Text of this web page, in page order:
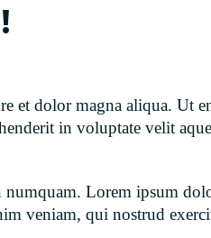
et dolor magna aliqua. Ut
in voluptate velit
Lorem ipsum
veniam, qui nostrud